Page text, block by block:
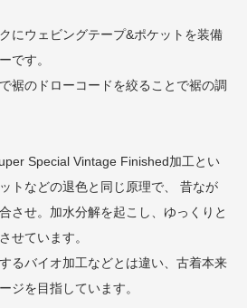
にウェビングテープ&ポケットを装備
です。
裾のドローコードを絞ることで裾の調
Special Vintage Finished加工とい
トなどの退色と同じ原理で、 昔なが
させ。加水分解を起こし、ゆっくりと
せています。
るバイオ加工などとは違い、古着本来
ジを目指しています。